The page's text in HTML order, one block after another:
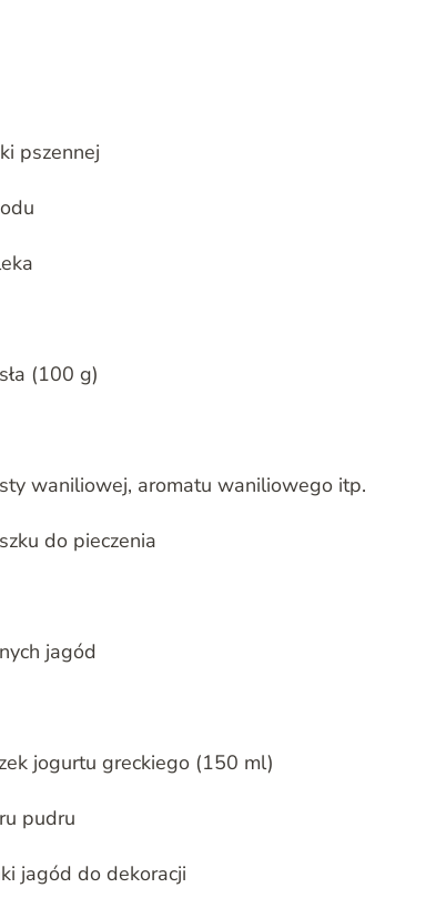
pszennej
(100 g)
waniliowej, aromatu waniliowego itp.
do pieczenia
jagód
jogurtu greckiego (150 ml)
pudru
jagód do dekoracji